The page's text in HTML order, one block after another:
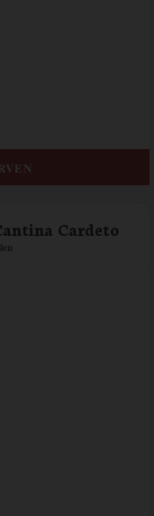
Cardeto